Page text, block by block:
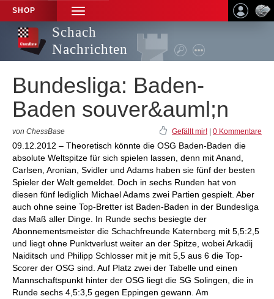
SHOP
TOGGLE
NAVIGATION
Schach
Nachrichten
Bundesliga: Baden-
Baden souver&auml;n
von ChessBase Gefällt mir! 0 Kommentare
09.12.2012 – Theoretisch könnte die OSG Baden-Baden die
absolute Weltspitze für sich spielen lassen, denn mit Anand,
Carlsen, Aronian, Svidler und Adams haben sie fünf der besten
Spieler der Welt gemeldet. Doch in sechs Runden hat von
diesen fünf lediglich Michael Adams zwei Partien gespielt. Aber
auch ohne seine Top-Bretter ist Baden-Baden in der Bundesliga
das Maß aller Dinge. In Runde sechs besiegte der
Abonnementsmeister die Schachfreunde Katernberg mit 5,5:2,5
und liegt ohne Punktverlust weiter an der Spitze, wobei Arkadij
Naiditsch und Philipp Schlosser mit je mit 5,5 aus 6 die Top-
Scorer der OSG sind. Auf Platz zwei der Tabelle und einen
Mannschaftspunkt hinter der OSG liegt die SG Solingen, die in
Runde sechs 4,5:3,5 gegen Eppingen gewann. Am